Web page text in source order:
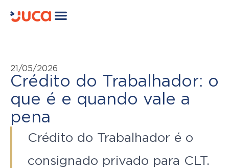
21/05/2026
Crédito do Trabalhador: o
que é e quando vale a
pena
Crédito do Trabalhador é o
consignado privado para CLT.